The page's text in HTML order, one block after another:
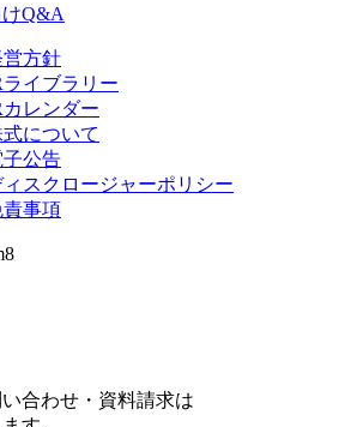
Q&A
営方針
ライブラリー
カレンダー
式について
子公告
ィスクロージャーポリシー
責事項
合わせ・資料請求は